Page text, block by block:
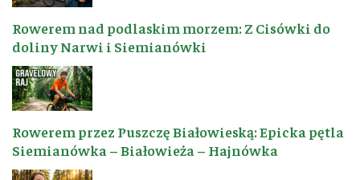
Rowerem nad podlaskim morzem: Z Cisówki do
doliny Narwi i Siemianówki
Rowerem przez Puszczę Białowieską: Epicka pętla
Siemianówka – Białowieża – Hajnówka